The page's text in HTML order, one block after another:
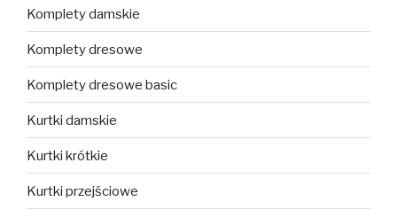
Komplety damskie
Komplety dresowe
Komplety dresowe basic
Kurtki damskie
Kurtki krótkie
Kurtki przejściowe